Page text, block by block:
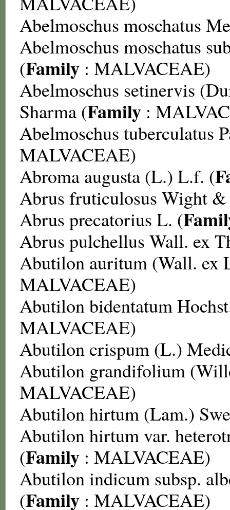
Abelmoschus moschatus
Abelmoschus moschatus
(Family : MALVACEAE)
Abelmoschus setinervis
Sharma (Family :
Abelmoschus tuberculatus
MALVACEAE)
Abroma augusta (L.) L.f. (
Abrus fruticulosus Wight
Abrus precatorius L. (
Abrus pulchellus Wall. ex
Abutilon auritum (Wall. ex
MALVACEAE)
Abutilon bidentatum
MALVACEAE)
Abutilon crispum (L.)
Abutilon grandifolium
MALVACEAE)
Abutilon hirtum (Lam.)
Abutilon hirtum var.
(Family : MALVACEAE)
Abutilon indicum subsp.
(Family : MALVACEAE)